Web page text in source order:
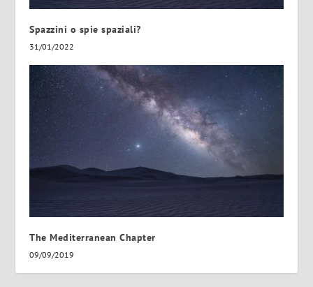
Spazzini o spie spaziali?
31/01/2022
The Mediterranean Chapter
09/09/2019